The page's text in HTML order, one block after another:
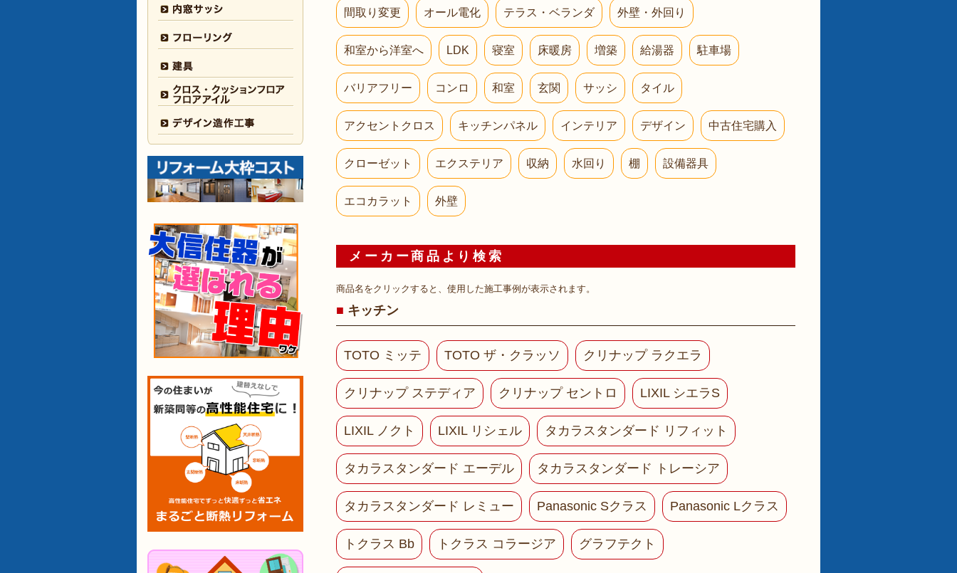
間取り変更 オール電化 テラス・ベランダ 外壁・外回り
和室から洋室へ LDK 寝室 床暖房 増築 給湯器 駐車場
バリアフリー コンロ 和室 玄関 サッシ タイル
アクセントクロス キッチンパネル インテリア デザイン 中古住宅購入
クローゼット エクステリア 収納 水回り 棚 設備器具
エコカラット 外壁
メーカー商品より検索
商品名をクリックすると、使用した施工事例が表示されます。
キッチン
TOTO ミッテ TOTO ザ・クラッソ クリナップ ラクエラ
クリナップ ステディア クリナップ セントロ LIXIL シエラS
LIXIL ノクト LIXIL リシェル タカラスタンダード リフィット
タカラスタンダード エーデル タカラスタンダード トレーシア
タカラスタンダード レミュー Panasonic Sクラス Panasonic Lクラス
トクラス Bb トクラス コラージア グラフテクト